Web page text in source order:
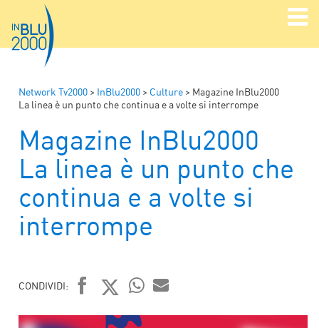
Network Tv2000 > InBlu2000 > Culture > Magazine InBlu2000
La linea è un punto che continua e a volte si interrompe
Magazine InBlu2000
La linea è un punto che
continua e a volte si
interrompe
CONDIVIDI:
FACEBOOK
TWITTER
WHATSAPP
MAIL